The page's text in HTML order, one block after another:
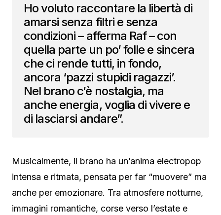
Ho voluto raccontare la libertà di
amarsi senza filtri e senza
condizioni – afferma Raf – con
quella parte un po’ folle e sincera
che ci rende tutti, in fondo,
ancora ‘pazzi stupidi ragazzi’.
Nel brano c’è nostalgia, ma
anche energia, voglia di vivere e
di lasciarsi andare”.
Musicalmente, il brano ha un’anima electropop
intensa e ritmata, pensata per far “muovere” ma
anche per emozionare. Tra atmosfere notturne,
immagini romantiche, corse verso l’estate e